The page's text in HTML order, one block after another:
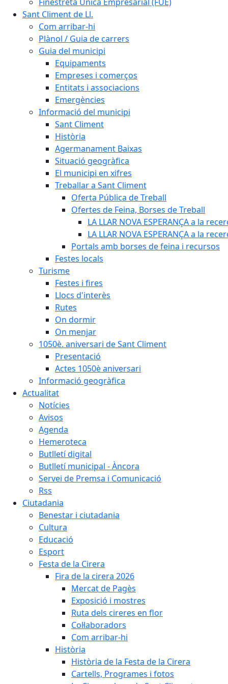
Sant Climent de Ll.
Com arribar-hi
Plànol / Guia de carrers
Guia del municipi
Equipaments
Empreses i comerços
Entitats i associacions
Emergències
Informació del municipi
Sant Climent
Història
Agermanament Baixas
Situació geogràfica
El municipi en xifres
Treballar a Sant Climent
Oferta Pública de Treball
Ofertes de Feina, Borses de Treball
LA LLAR NOVA ESPERANÇA a la
LA LLAR NOVA ESPERANÇA a la
Portals amb borses de feina i recursos
Festes locals
Turisme
Festes i fires
Llocs d'interès
Rutes
On dormir
On menjar
1050è. aniversari de Sant Climent
Presentació
Actes 1050è aniversari
Informació geogràfica
Actualitat
Notícies
Avisos
Agenda
Hemeroteca
Butlletí digital
Butlletí municipal - Àncora
Servei de Premsa i Comunicació
Rss
Ciutadania
Benestar i ciutadania
Cultura
Educació
Esport
Festa de la Cirera
Fira de la cirera 2026
Mercat de Pagès
Exposició i mostres
Ruta dels cireres en flor
Col·laboradors
Com arribar-hi
Història
Història de la Festa de la Cirera
Cartells, Programes i fotos